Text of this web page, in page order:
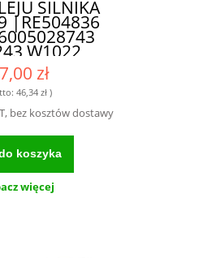
SILNIKA
|RE504836
W1022
- WYSOKIEJ
FILTR DLA
I
zł
46,34 zł)
bez kosztów dostawy
koszyka
więcej